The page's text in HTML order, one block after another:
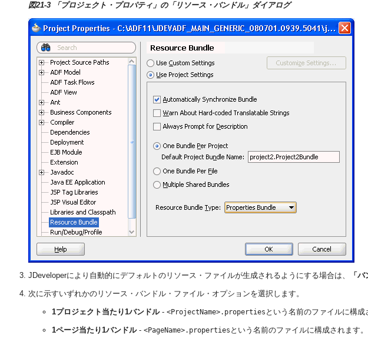
図21-3 「プロジェクト・プロパティ」の「リソース・バンドル」ダイアログ
JDeveloperにより自動的にデフォルトのリソース・ファイルが生成されるようにする場合は、 「
次に示すいずれかのリソース・バンドル・ファイル・オプションを選択します。
1プロジェクト当たり1バンドル- <ProjectName>.properties という名前のファイルに構成
1ページ当たり1バンドル- <PageName>.properties という名前のファイルに構成されます。